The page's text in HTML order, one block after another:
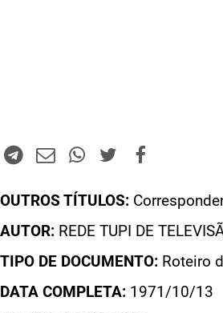
OUTROS TÍTULOS:
AUTOR: REDE TUPI DE
TIPO DE DOCUMENTO: Roteiro
DATA COMPLETA: 1971/10/13